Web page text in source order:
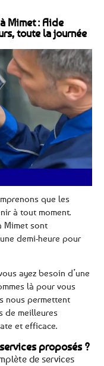
Mimet : Aide
toute la journée
que les
à tout moment.
Mimet sont
demi-heure pour
ayez besoin d’une
là pour vous
nous permettent
de meilleures
et efficace.
proposés ?
de services